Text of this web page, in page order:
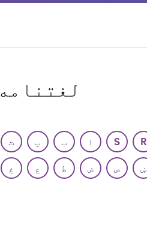
لغتنامه
R
S ا ب پ ت
ښ ص ض ط ع غ